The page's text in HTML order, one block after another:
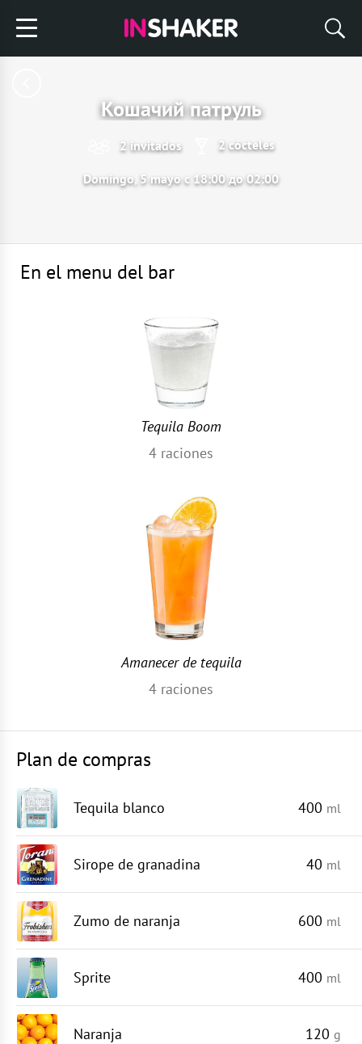
Кошачий патруль
2 invitados 2 cócteles
Domingo, 5 mayo с 18:00 до 02:00
En el menu del bar
Tequila Boom
4 raciones
Amanecer de tequila
4 raciones
Plan de compras
Tequila blanco 400 ml
Sirope de granadina 40 ml
Zumo de naranja 600 ml
Sprite 400 ml
Naranja 120 g